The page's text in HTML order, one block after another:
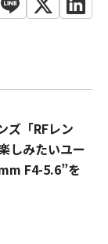
ズ「RFレン
しみたいユー
F4-5.6”を